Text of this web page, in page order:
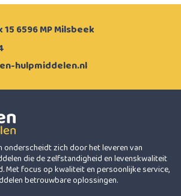
hulpmiddelen.nl
6596 MP Milsbeek
onderscheidt zich door het leveren van
die de zelfstandigheid en levenskwaliteit
Met focus op kwaliteit en persoonlijke service,
betrouwbare oplossingen.